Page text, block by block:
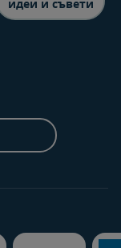
идеи и съвети